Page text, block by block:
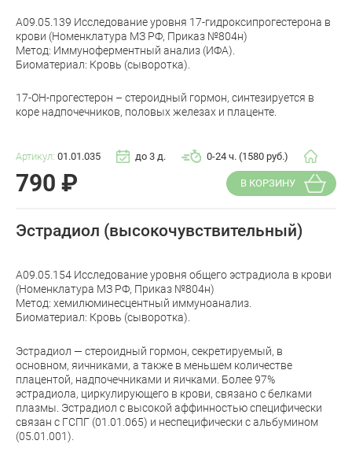
A09.05.139 Исследование уровня 17-гидроксипрогестерона в
крови (Номенклатура МЗ РФ, Приказ №804н)
Метод: Иммуноферментный анализ (ИФА).
Биоматериал: Кровь (сыворотка).
17-ОН-прогестерон – стероидный гормон, синтезируется в
коре надпочечников, половых железах и плаценте.
Артикул: 01.01.035 до 3 д. 0-24 ч. (1580 руб.)
790 ₽ В КОРЗИНУ
Эстрадиол (высокочувствительный)
A09.05.154 Исследование уровня общего эстрадиола в крови
(Номенклатура МЗ РФ, Приказ №804н)
Метод: хемилюминесцентный иммуноанализ.
Биоматериал: Кровь (сыворотка).
Эстрадиол — стероидный гормон, секретируемый, в
основном, яичниками, а также в меньшем количестве
плацентой, надпочечниками и яичками. Более 97%
эстрадиола, циркулирующего в крови, связано с белками
плазмы. Эстрадиол с высокой аффинностью специфически
связан с ГСПГ (01.01.065) и неспецифически с альбумином
(05.01.001).